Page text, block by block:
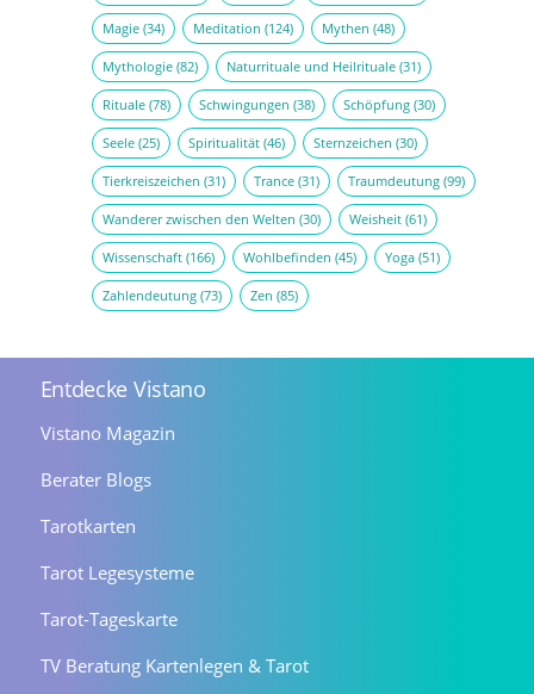
Magie(34) Meditation (124) Mythen (48)
Mythologie(82) Naturrituale und Heilrituale(31)
Rituale(78) Schwingungen (38) Schöpfung(30)
Seele(25) Spiritualität(46) Sternzeichen (30)
Tierkreiszeichen (31) Trance(31) Traumdeutung(99)
Wanderer zwischen den Welten (30) Weisheit(61)
Wissenschaft(166) Wohlbefinden (45) Yoga(51)
Zahlendeutung(73) Zen (85)
Entdecke Vistano
Vistano Magazin
Berater Blogs
Tarotkarten
Tarot Legesysteme
Tarot-Tageskarte
TV Beratung Kartenlegen & Tarot